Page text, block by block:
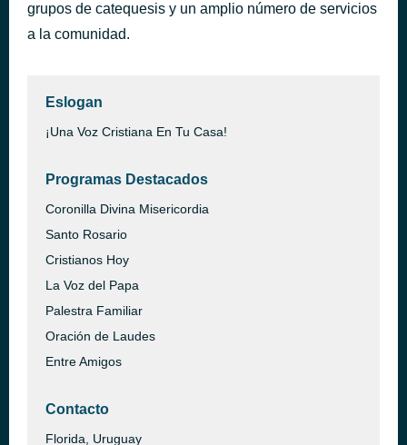
grupos de catequesis y un amplio número de servicios
a la comunidad.
Eslogan
¡Una Voz Cristiana En Tu Casa!
Programas Destacados
Coronilla Divina Misericordia
Santo Rosario
Cristianos Hoy
La Voz del Papa
Palestra Familiar
Oración de Laudes
Entre Amigos
Contacto
Florida, Uruguay